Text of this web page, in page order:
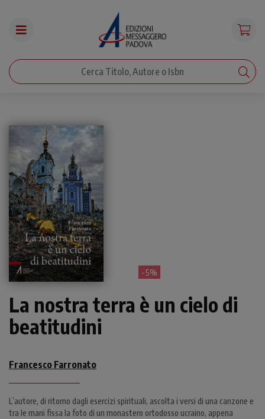
- 5%
La nostra terra è un cielo di
beatitudini
Francesco Farronato
L’autore, di ritorno dagli esercizi spirituali, ascolta i versi di una canzone e
tra le mani fissa la foto di un monastero ortodosso ucraino, appena